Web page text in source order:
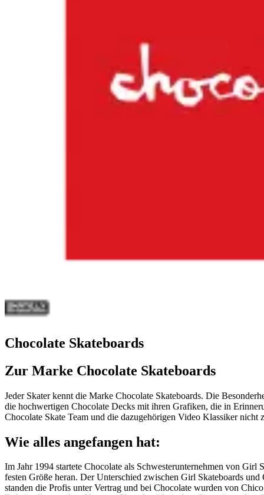
Chocolate Skateboards
Zur Marke Chocolate Skateboards
Jeder Skater kennt die Marke Chocolate Skateboards. Die
die hochwertigen Chocolate Decks mit ihren Grafiken, die in
Chocolate Skate Team und die dazugehörigen Video Klassiker nicht
Wie alles angefangen hat:
Im Jahr 1994 startete Chocolate als Schwesterunternehmen von Girl
festen Größe heran. Der Unterschied zwischen Girl Skateboards
standen die Profis unter Vertrag und bei Chocolate wurden von